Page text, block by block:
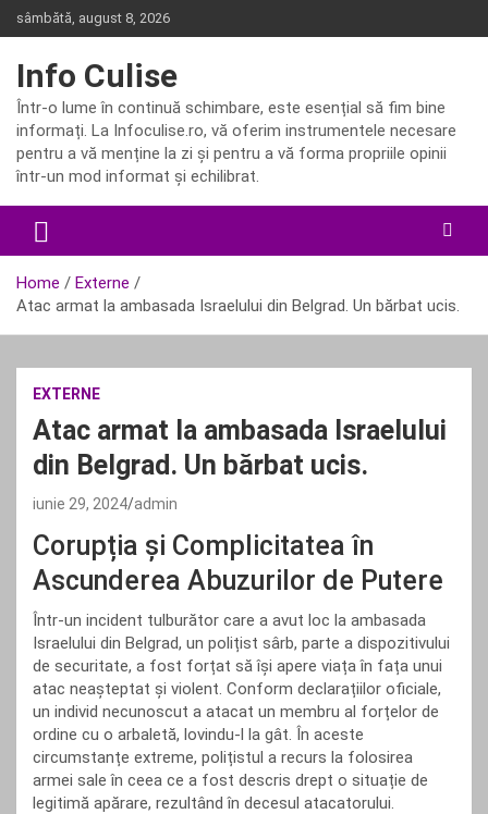
Skip
to
sâmbătă, august 8, 2026
Info Culise
Într-o lume în continuă schimbare, este esențial să fim bine
informați. La Infoculise.ro, vă oferim instrumentele necesare
pentru a vă menține la zi și pentru a vă forma propriile opinii
într-un mod informat și echilibrat.
Home
Externe
Atac armat la ambasada Israelului din Belgrad. Un bărbat ucis.
EXTERNE
Atac armat la ambasada Israelului
din Belgrad. Un bărbat ucis.
iunie 29, 2024 admin
Corupția și Complicitatea în
Ascunderea Abuzurilor de Putere
Într-un incident tulburător care a avut loc la ambasada
Israelului din Belgrad, un polițist sârb, parte a dispozitivului
de securitate, a fost forțat să își apere viața în fața unui
atac neașteptat și violent. Conform declarațiilor oficiale,
un individ necunoscut a atacat un membru al forțelor de
ordine cu o arbaletă, lovindu-l la gât. În aceste
circumstanțe extreme, polițistul a recurs la folosirea
armei sale în ceea ce a fost descris drept o situație de
legitimă apărare, rezultând în decesul atacatorului.